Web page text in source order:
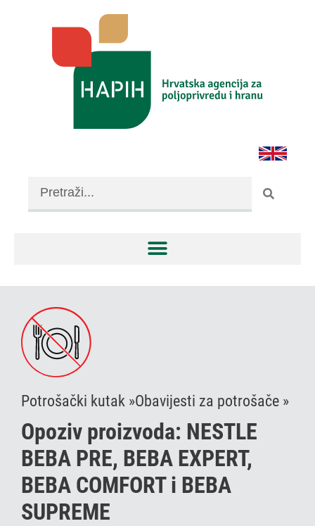
Potrošački kutak »Obavijesti za potrošače »
Opoziv proizvoda: NESTLE
BEBA PRE, BEBA EXPERT,
BEBA COMFORT i BEBA
SUPREME